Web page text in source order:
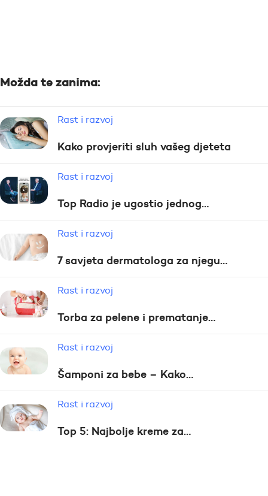
Možda te zanima:
Rast i razvoj
Kako provjeriti sluh vašeg djeteta
Rast i razvoj
Top Radio je ugostio jednog…
Rast i razvoj
7 savjeta dermatologa za njegu…
Rast i razvoj
Torba za pelene i prematanje…
Rast i razvoj
Šamponi za bebe – Kako…
Rast i razvoj
Top 5: Najbolje kreme za…